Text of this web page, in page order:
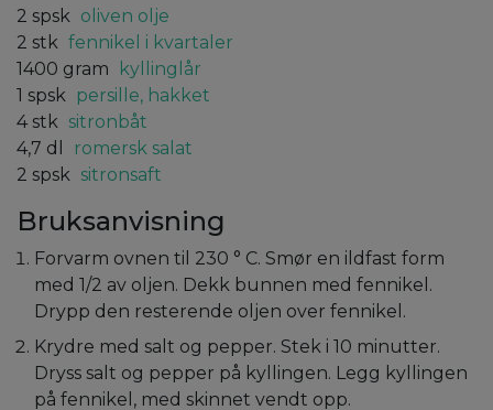
2 spsk oliven olje
2 stk fennikel i kvartaler
1400 gram
kyllinglår
1 spsk persille, hakket
4 stk sitronbåt
4,7 dl
romersk salat
2 spsk sitronsaft
Bruksanvisning
Forvarm ovnen til 230 ° C. Smør en ildfast form
med 1/2 av oljen. Dekk bunnen med fennikel.
Drypp den resterende oljen over fennikel.
Krydre med salt og pepper. Stek i 10 minutter.
Dryss salt og pepper på kyllingen. Legg kyllingen
på fennikel, med skinnet vendt opp.